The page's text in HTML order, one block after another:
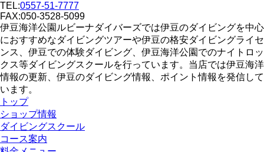
TEL:0557-51-7777
FAX:050-3528-5099
伊豆海洋公園ルビーナダイバーズでは伊豆のダイビングを中心
におすすめなダイビングツアーや伊豆の格安ダイビングライセ
ンス、伊豆での体験ダイビング、伊豆海洋公園でのナイトロッ
クス等ダイビングスクールを行っています。当店では伊豆海洋
情報の更新、伊豆のダイビング情報、ポイント情報を発信して
います。
トップ
ショップ情報
ダイビングスクール
コース案内